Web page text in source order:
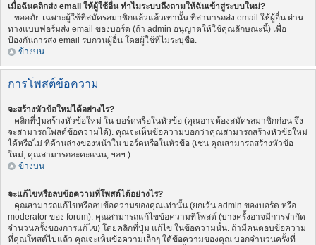
เมื่อฉันคลิกส่ง email ให้ผู้ใช้อื่น ทำไมระบบถึงถามให้ฉันเข้าสู่ระบบใหม่?
ขออภัย เฉพาะผู้ใช้ที่สมัครสมาชิกแล้วแล้วเท่านั้น ที่สามารถส่ง email ให้ผู้อื่น ผ่าน
ทางแบบฟอร์มส่ง email ของบอร์ด (ถ้า admin อนุญาตให้ใช้คุณลักษณะนี้) เพื่อ
ป้องกันการส่ง email รบกวนผู้อื่น โดยผู้ใช้ที่ไม่ระบุชื่อ.
ข้างบน
การโพสต์ข้อความ
จะสร้างหัวข้อใหม่ได้อย่างไร?
คลิกที่ปุ่มสร้างหัวข้อใหม่ ใน บอร์ดหรือในหัวข้อ (คุณอาจต้องสมัครสมาชิกก่อน จึง
จะสามารถโพสต์ข้อความได้). คุณจะเห็นข้อความบอกว่าคุณสามารถสร้างหัวข้อใหม่
ได้หรือไม่ ที่ด้านล่างของหน้าใน บอร์ดหรือในหัวข้อ (เช่น คุณสามารถสร้างหัวข้อ
ใหม่, คุณสามารถละคะแนน, ฯลฯ.)
ข้างบน
จะแก้ไขหรือลบข้อความที่โพสต์ได้อย่างไร?
คุณสามารถแก้ไขหรือลบข้อความของคุณเท่านั้น (ยกเว้น admin ของบอร์ด หรือ
moderator ของ forum). คุณสามารถแก้ไขข้อความที่โพสต์ (บางครั้งอาจมีการจำกัด
จำนวนครั้งของการแก้ไข) โดยคลิกที่ปุ่ม แก้ไข ในข้อความนั้น. ถ้ามีคนตอบข้อความ
ที่คุณโพสต์ไปแล้ว คุณจะเห็นข้อความเล็กๆ ใต้ข้อความของคุณ บอกจำนวนครั้งที่